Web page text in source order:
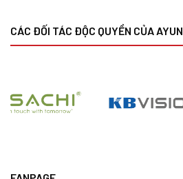
CÁC ĐỐI TÁC ĐỘC QUYỀN CỦA AYUN